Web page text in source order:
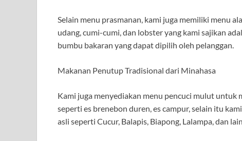
Selain menu prasmanan, kami juga memiliki menu
udang, cumi-cumi, dan lobster yang kami sajikan
bumbu bakaran yang dapat dipilih oleh pelanggan.
Makanan Penutup Tradisional dari Minahasa
Kami juga menyediakan menu pencuci mulut untuk
seperti es brenebon duren, es campur, selain itu
asli seperti Cucur, Balapis, Biapong, Lalampa, dan